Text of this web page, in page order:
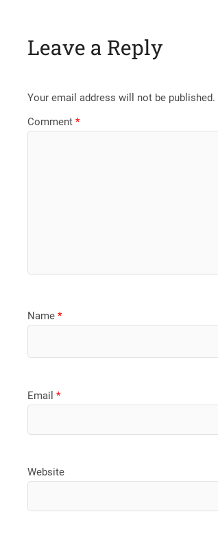
Leave a Reply
Your email address will not be published.
Comment*
Name*
Email*
Website